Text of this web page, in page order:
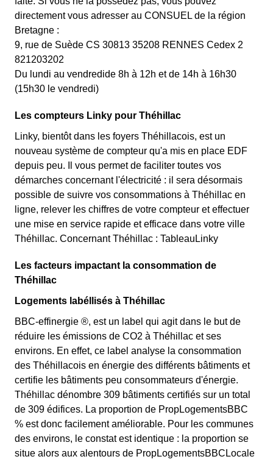
directement vous adresser au CONSUEL de la région
Bretagne :
9, rue de Suède CS 30813 35208 RENNES Cedex 2
821203202
Du lundi au vendredide 8h à 12h et de 14h à 16h30
(15h30 le vendredi)
Les compteurs Linky pour Théhillac
Linky, bientôt dans les foyers Théhillacois, est un
nouveau système de compteur qu'a mis en place EDF
depuis peu. Il vous permet de faciliter toutes vos
démarches concernant l'électricité : il sera désormais
possible de suivre vos consommations à Théhillac en
ligne, relever les chiffres de votre compteur et effectuer
une mise en service rapide et efficace dans votre ville
Théhillac. Concernant Théhillac : TableauLinky
Les facteurs impactant la consommation de
Théhillac
Logements labéllisés à Théhillac
BBC-effinergie ®, est un label qui agit dans le but de
réduire les émissions de CO2 à Théhillac et ses
environs. En effet, ce label analyse la consommation
des Théhillacois en énergie des différents bâtiments et
certifie les bâtiments peu consommateurs d'énergie.
Théhillac dénombre 309 bâtiments certifiés sur un total
de 309 édifices. La proportion de PropLogementsBBC
% est donc facilement améliorable. Pour les communes
des environs, le constat est identique : la proportion se
situe alors aux alentours de PropLogementsBBCLocale